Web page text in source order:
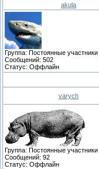
akula
Группа: Постоянные участники
Сообщений: 502
Статус: Оффлайн
varych
Группа: Постоянные участники
Сообщений: 92
Статус: Оффлайн